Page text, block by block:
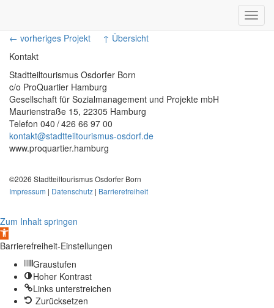
← vorheriges Projekt
↑ Übersicht
Kontakt
Stadtteiltourismus Osdorfer Born
c/o ProQuartier Hamburg
Gesellschaft für Sozialmanagement und Projekte mbH
Maurienstraße 15, 22305 Hamburg
Telefon 040 / 426 66 97 00
kontakt@stadtteiltourismus-osdorf.de
www.proquartier.hamburg
©2026 Stadtteiltourismus Osdorfer Born
Impressum | Datenschutz | Barrierefreiheit
Zum Inhalt springen
Werkzeugleiste
öffnen
Barrierefreiheit-Einstellungen
Graustufen
Hoher Kontrast
Links unterstreichen
Zurücksetzen